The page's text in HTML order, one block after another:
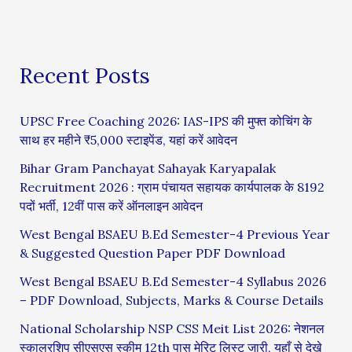
Recent Posts
UPSC Free Coaching 2026: IAS-IPS की मुफ्त कोचिंग के
साथ हर महीने ₹5,000 स्टाइपेंड, यहां करें आवेदन
Bihar Gram Panchayat Sahayak Karyapalak
Recruitment 2026 : ग्राम पंचायत सहायक कार्यपालक के 8192
पदों भर्ती, 12वीं पास करें ऑनलाइन आवेदन
West Bengal BSAEU B.Ed Semester-4 Previous Year
& Suggested Question Paper PDF Download
West Bengal BSAEU B.Ed Semester-4 Syllabus 2026
– PDF Download, Subjects, Marks & Course Details
National Scholarship NSP CSS Meit List 2026: नेशनल
स्कालरशिप सीएसएस स्कीम 12th पास मेरिट लिस्ट जारी, यहाँ से देखे